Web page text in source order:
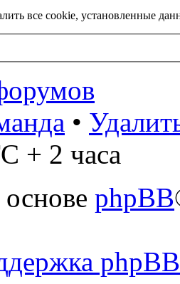
все cookie, установленные
•
+ 2 часа
phpBB
phpBB